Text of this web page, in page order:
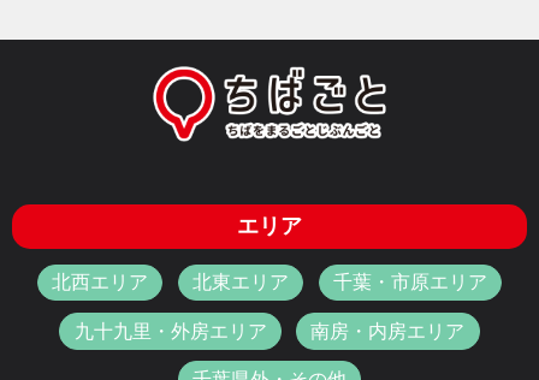
エリア
北西エリア 北東エリア 千葉・市原エリア
九十九里・外房エリア 南房・内房エリア